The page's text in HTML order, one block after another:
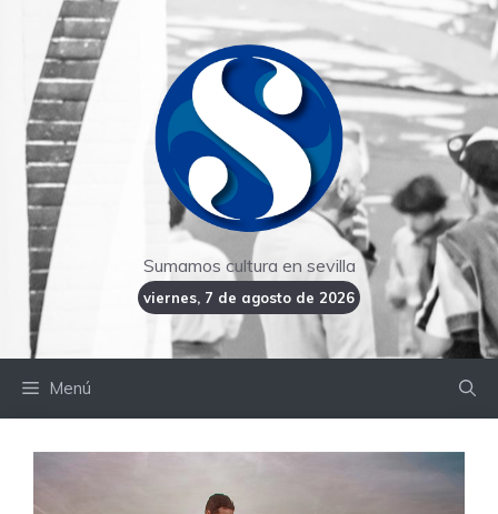
contenido
Sumamos cultura en sevilla
viernes, 7 de agosto de 2026
Menú